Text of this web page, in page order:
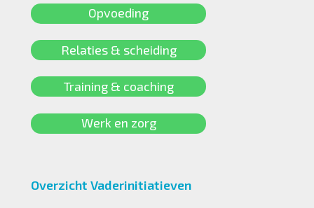
Opvoeding
Relaties & scheiding
Training & coaching
Werk en zorg
Overzicht Vaderinitiatieven